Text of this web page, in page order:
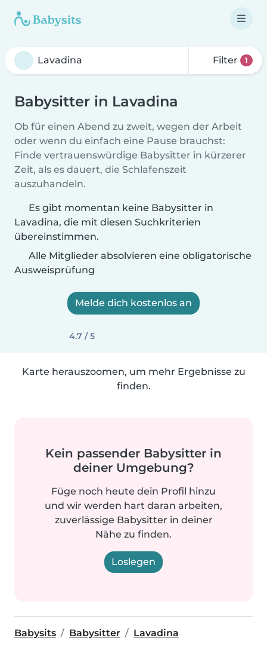
Filter 1
Babysitter in Lavadina
Ob für einen Abend zu zweit, wegen der Arbeit
oder wenn du einfach eine Pause brauchst:
Finde vertrauenswürdige Babysitter in kürzerer
Zeit, als es dauert, die Schlafenszeit
auszuhandeln.
Es gibt momentan keine Babysitter in
Lavadina, die mit diesen Suchkriterien
übereinstimmen.
Alle Mitglieder absolvieren eine obligatorische
Ausweisprüfung
Melde dich kostenlos an
4.7 / 5
Karte herauszoomen, um mehr Ergebnisse zu
finden.
Kein passender Babysitter in
deiner Umgebung?
Füge noch heute dein Profil hinzu
und wir werden hart daran arbeiten,
zuverlässige Babysitter in deiner
Nähe zu finden.
Loslegen
Babysits Babysitter Lavadina